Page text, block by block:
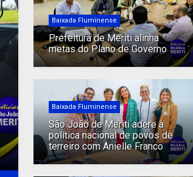
Baixada Fluminense
Prefeitura de Meriti alinha
metas do Plano de Governo
Baixada Fluminense
São João de Meriti adere à
política nacional de povos de
terreiro com Anielle Franco